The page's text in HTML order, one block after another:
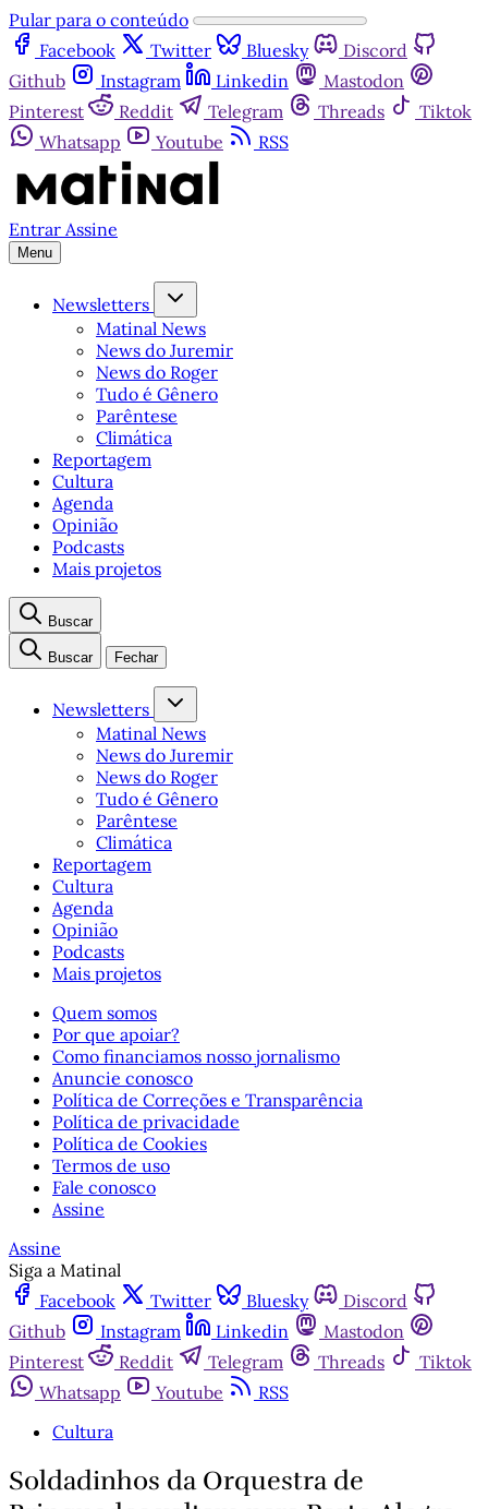
Pular para o conteúdo
Facebook
Twitter Bluesky
Discord
Github
Instagram Linkedin
Mastodon
Pinterest
Reddit Telegram Threads
Tiktok
Whatsapp
Youtube RSS
Entrar Assine
Menu
Newsletters
Matinal News
News do Juremir
News do Roger
Tudo é Gênero
Parêntese
Climática
Reportagem
Cultura
Agenda
Opinião
Podcasts
Mais projetos
Buscar
Buscar Fechar
Newsletters
Matinal News
News do Juremir
News do Roger
Tudo é Gênero
Parêntese
Climática
Reportagem
Cultura
Agenda
Opinião
Podcasts
Mais projetos
Quem somos
Por que apoiar?
Como financiamos nosso jornalismo
Anuncie conosco
Política de Correções e Transparência
Política de privacidade
Política de Cookies
Termos de uso
Fale conosco
Assine
Assine
Siga a Matinal
Facebook
Twitter Bluesky
Discord
Github
Instagram Linkedin
Mastodon
Pinterest
Reddit Telegram Threads
Tiktok
Whatsapp
Youtube
RSS
Cultura
Soldadinhos da Orquestra de